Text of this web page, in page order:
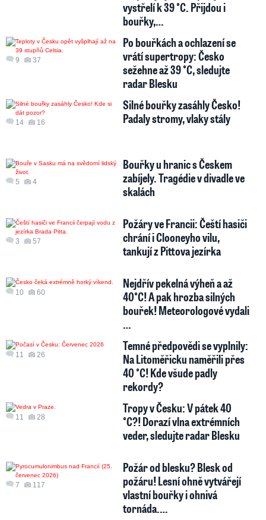
vystřelí k 39 °C. Přijdou i
bouřky,…
9 37
Po bouřkách a ochlazení se
vrátí supertropy: Česko
sežehne až 39 °C, sledujte
radar Blesku
14 16
Silné bouřky zasáhly Česko!
Padaly stromy, vlaky stály
5 4
Bouřky u hranic s Českem
zabíjely. Tragédie v divadle ve
skalách
3 57
Požáry ve Francii: Čeští hasiči
chrání i Clooneyho vilu,
tankují z Pittova jezírka
10 60
Nejdřív pekelná výheň a až
40°C! A pak hrozba silných
bouřek! Meteorologové vydali
…
11 26
Temné předpovědi se vyplnily:
Na Litoměřicku naměřili přes
40 °C! Kde všude padly
rekordy?
11 28
Tropy v Česku: V pátek 40
°C?! Dorazí vlna extrémních
veder, sledujte radar Blesku
7 117
Požár od blesku? Blesk od
požáru! Lesní ohně vytvářejí
vlastní bouřky i ohnivá
tornáda.…